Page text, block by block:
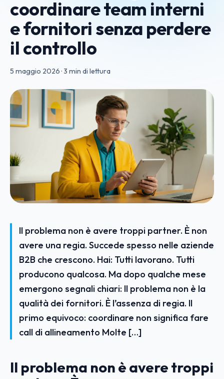
coordinare team interni
e fornitori senza perdere
il controllo
5 maggio 2026 ·3 min di lettura
Il problema non è avere troppi partner. È non
avere una regia. Succede spesso nelle aziende
B2B che crescono. Hai: Tutti lavorano. Tutti
producono qualcosa. Ma dopo qualche mese
emergono segnali chiari: Il problema non è la
qualità dei fornitori. È l’assenza di regia. Il
primo equivoco: coordinare non significa fare
call di allineamento Molte […]
Il problema non è avere troppi